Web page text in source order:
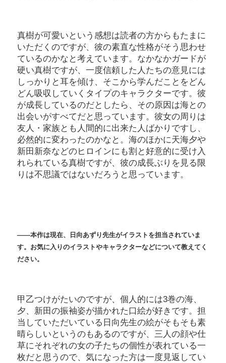
真樹が可愛いという感想は読者の方からもたまに
いただくのですが、彼の素直な性格がそう思わせ
ているのかなと考えています。なかなかガードが
硬い真樹ですが、一度信頼した人たちの意見には
しっかりと耳を傾け、そこから学んだことをどん
どん吸収していくタイプのキャラクターです。彼
が成長しているのだとしたら、その原因は海との
出会いがすべてだと思っています。彼女の周りは
友人・家族とも人間的に出来た人ばかりですし、
必然的に変わったのかなと。海のほかに天海夕や
新田新奈などのヒロインにも割と好意的に受け入
れられている真樹ですが、彼の成長ぶりを見る限
りは不思議ではないだろうと思っています。
――本作は現在、日向あずり先生がイラストを担当されていま
す。お気に入りのイラストやキャラクターなどについて教えてく
ださい。
甲乙つけがたいのですが、個人的には3巻の海、
夕、新田の振袖姿が描かれた口絵が好きです。担
当していただいている日向先生の絵がそもそも素
晴らしいというのもあるのですが、三人の顔や仕
草にそれぞれの女の子たちの個性が表れている一
枚だと思うので、気になった方は一度見返してい